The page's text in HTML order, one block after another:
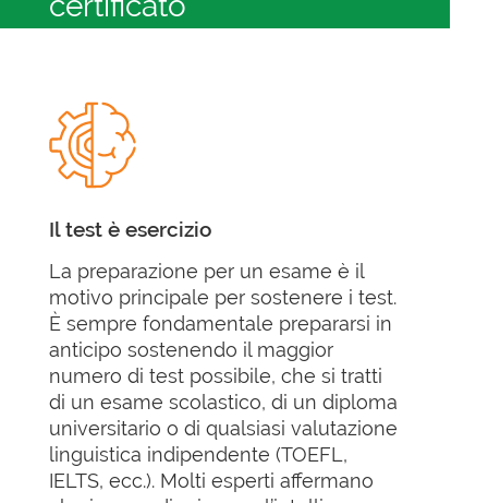
Il test è esercizio
La preparazione per un esame è il
motivo principale per sostenere i test.
È sempre fondamentale prepararsi in
anticipo sostenendo il maggior
numero di test possibile, che si tratti
di un esame scolastico, di un diploma
universitario o di qualsiasi valutazione
linguistica indipendente (TOEFL,
IELTS, ecc.). Molti esperti affermano